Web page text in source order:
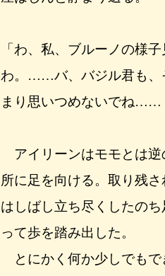
「わ、私、ブルーノの様
わ。……バ、バジル君も、
まり思いつめないでね……
アイリーンはモモとは逆
所に足を向ける。取り残
はしばし立ち尽くしたの
って歩を踏み出した。
とにかく何か少しでもで